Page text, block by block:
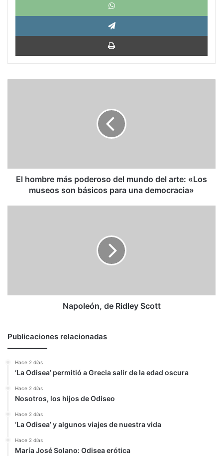
«Los
museos
El hombre más poderoso del mundo del arte: «Los
museos son básicos para una democracia»
Napoleón, de Ridley Scott
Publicaciones relacionadas
Hace 2 días
‘La Odisea’ permitió a Grecia salir de la edad oscura
Hace 2 días
Nosotros, los hijos de Odiseo
Hace 2 días
‘La Odisea’ y algunos viajes de nuestra vida
Hace 2 días
María José Solano: Odisea erótica